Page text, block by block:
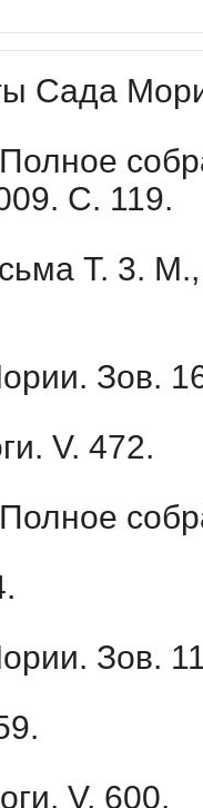
Сада
Полное
С. 119.
Т. 3.
Зов.
V. 472.
Полное
Зов.
V. 600.